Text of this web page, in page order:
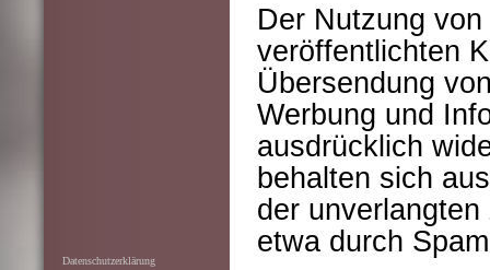
Datenschutzerklärung
Der Nutzung
veröffentlichten
Übersendung
Werbung und
ausdrücklich
behalten sich
der
etwa durch